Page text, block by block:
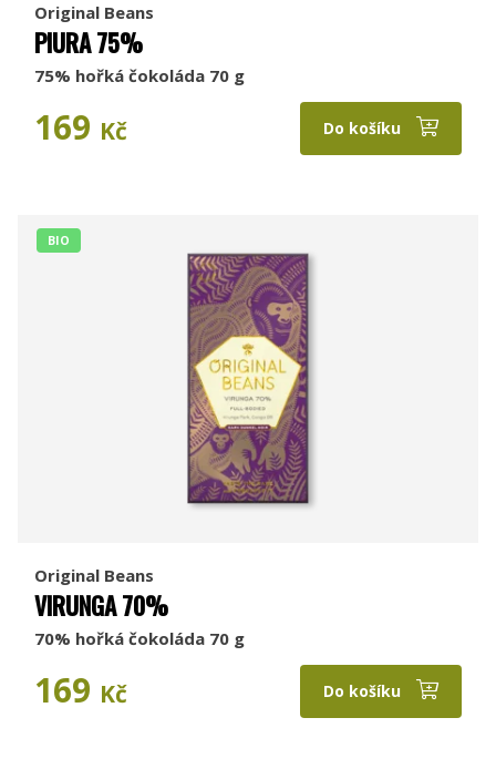
Original Beans
PIURA 75%
75% hořká čokoláda 70 g
169 Kč Do košíku
BIO
Original Beans
VIRUNGA 70%
70% hořká čokoláda 70 g
169 Kč Do košíku